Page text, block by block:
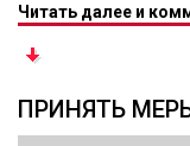
Читать далее и
ПРИНЯТЬ